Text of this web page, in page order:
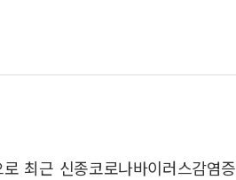
최근 신종코로나바이러스감염증